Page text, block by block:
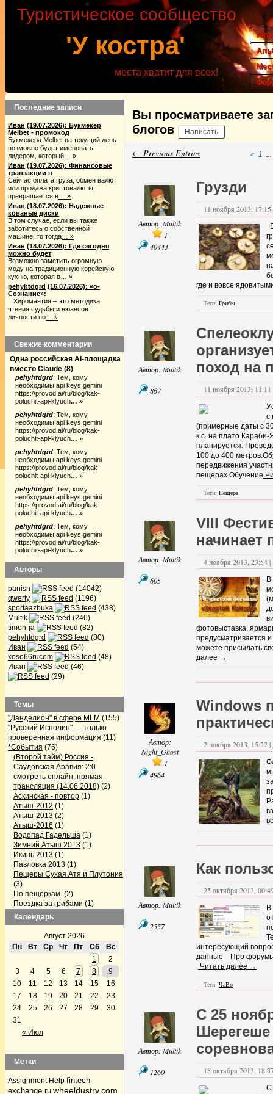
'У костра'
Туристическое сообщество
места хватит для всех!
Вы просматриваете
блогов
Написать
← Previous Entries « 1 ...
Автор: Multik
1
40443
Грузди
11 ноября 2013,
где и вовсе
Теги: Грибы
Автор: Multik
867
поход на
11 ноября 2013,
с
(примерные даты с
к.с. на плато
планируется:
100 до 400
передвижения
пещерах.Обучение
Теги: Пещера
Автор: Multik
605
VIII
начинает
4 ноября 2013, 23:54 |
В
фотовыставка,
предусматривается
можете присылать
далее →
Автор:
Night_Ghost
1
4964
Windows
2 ноября 2013, 15:22 |
Автор: Multik
2557
Как
25 октября 2013,
В
интересующий
данные Про
Читать далее →
Теги: ЧаВо
Автор: Multik
1260
С 25
Шерегеше
18 октября 2013,
С
Последние записи
Иван (19.07.2026): Букмекер
Melbet - промокод
Букмекера Melbet на текущий день
возможно будет именовать
лидером, который … »
Иван (19.07.2026): Финансовые
транзакции в
Сейчас оплата груза, обмен валют
или продажа криптовалюты,
превращается в … »
Иван (18.07.2026): Надежные
кованые диски
В том случае, если вы также
заботитесь о собственной
машине, то тогда … »
Иван (18.07.2026): Где сегодня
можно будет
Возможно заметить огромную
моду на традиционную корейскую
кухню, которая в … »
pehyhtdgrd (16.07.2026): «о-
Сознание»:
Хиромантия – это методика
чтения судьбы и нюансов
личности по … »
Свежие комментарии
Одна российская AI-площадка
вместо Claude (8)
pehyhtdgrd: Тем, кому
необходимы api keys gemini
https://provod.ai/ru/blog/kak-
poluchit-api-klyuch… »
pehyhtdgrd: Тем, кому
необходимы api keys gemini
https://provod.ai/ru/blog/kak-
poluchit-api-klyuch… »
pehyhtdgrd: Тем, кому
необходимы api keys gemini
https://provod.ai/ru/blog/kak-
poluchit-api-klyuch… »
pehyhtdgrd: Тем, кому
необходимы api keys gemini
https://provod.ai/ru/blog/kak-
poluchit-api-klyuch… »
pehyhtdgrd: Тем, кому
необходимы api keys gemini
https://provod.ai/ru/blog/kak-
poluchit-api-klyuch… »
Авторы
panisn
(14042)
qwerty
(1196)
sportaazbuka
(438)
Multik
(246)
timon-ja
(82)
pehyhtdgrd
(80)
Иван
(54)
xoso66rucom
(48)
Иван
(46)
(29)
Темы
"Данделион" в сфере MLM (155)
"Русский Исполин" — только
проверенная информация (11)
*События (76)
(Второй тайм) Россия -
Саудовская Аравия: 2:0
смотреть онлайн, прямая
трансляция (14.06.2018) (2)
Аскинская - повтор (1)
Атыш-2012 (1)
Атыш-2013 (2)
Атыш-2016 (1)
Водопад Гадельша (1)
Зимний Атыш 2013 (1)
Икинь 2013 (1)
Павловка 2013 (1)
Пещеры Сухая Атя и Плутония
(3)
По пещеркам. (2)
Поездка за грибами (1)
Поездка на Павловку
Поездка по пещерам
Челябинской области
Серпиевский пещерный град
Firefox готовит конкурента Skype
(1)
GPS-треки с интернета
(1)
Альпинизм (5)
Байки Семена Воваблина(2)
Барахолка
Лыжи, сноуборды
Грибные места
Дары природы(36)
По грибы да по ягоды(32)
По грибы да по ягоды(1)
Календарь
Август 2026
Пн
Вт Ср Чт Пт Сб Вс
« Июл
1
2
3
4 5 6 7 8
9
10
11 12 13 14 15
16
17
18 19 20 21 22
23
24
25 26 27 28 29
30
31
Метки
Assignment Help fintech-
exchange.ru wheeldustry.com